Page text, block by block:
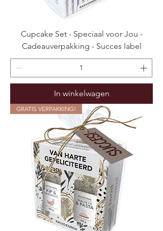
Cupcake Set - Speciaal voor Jou -
Cadeauverpakking - Succes label
In winkelwagen
GRATIS VERPAKKING!